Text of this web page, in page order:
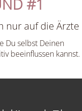
#1
nur auf die Ärzte
Du selbst Deinen
beeinflussen kannst.